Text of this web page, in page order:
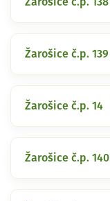
Žarošice č.p. 139
Žarošice č.p. 14
Žarošice č.p. 140